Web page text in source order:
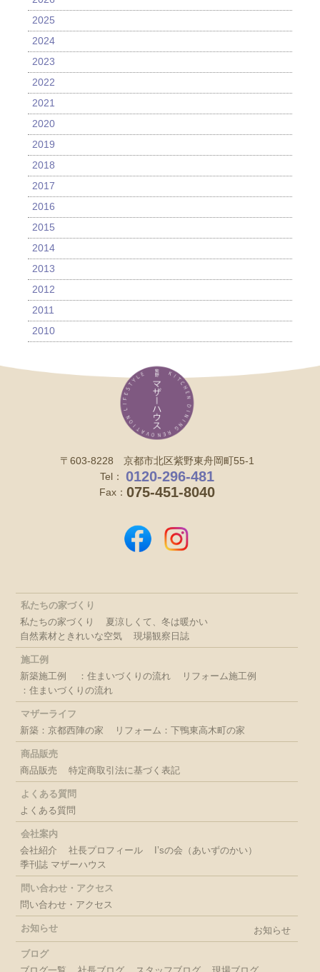
2025
2024
2023
2022
2021
2020
2019
2018
2017
2016
2015
2014
2013
2012
2011
2010
〒603-8228 京都市北区紫野東舟岡町55-1
Tel：
0120-296-481
Fax： 075-451-8040
私たちの家づくり
私たちの家づくり
夏涼しくて、冬は暖かい
自然素材ときれいな空気
現場観察日誌
施工例
新築施工例
：住まいづくりの流れ
リフォーム施工例
：住まいづくりの流れ
マザーライフ
新築：京都西陣の家
リフォーム：下鴨東高木町の家
商品販売
商品販売
特定商取引法に基づく表記
よくある質問
よくある質問
会社案内
会社紹介
社長プロフィール
I’sの会（あいずのかい）
季刊誌 マザーハウス
問い合わせ・アクセス
問い合わせ・アクセス
お知らせ お知らせ
ブログ